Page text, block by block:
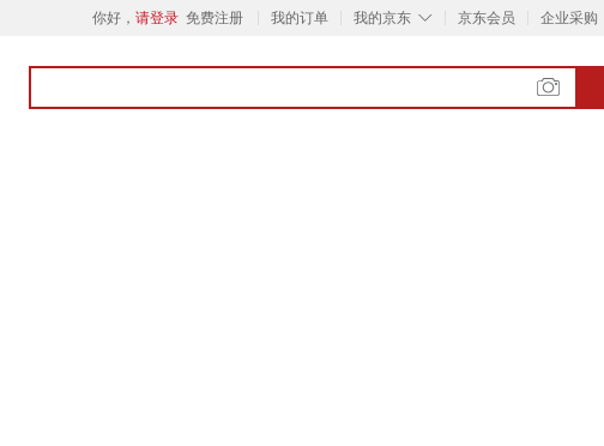
你好， 请登录 免费注册 我的订单 ◇
我的京东 京东会员 企业采购